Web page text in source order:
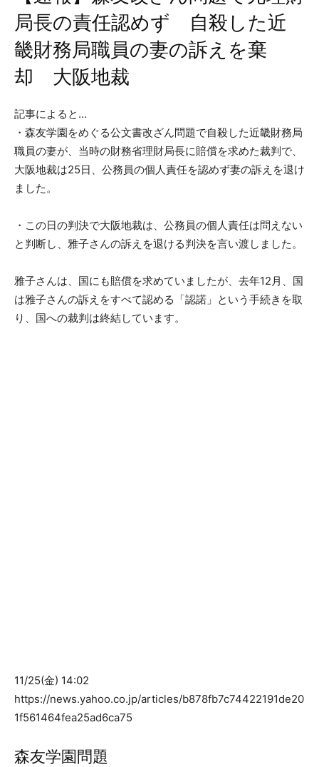
局長の責任認めず 自殺した近
畿財務局職員の妻の訴えを棄
却 大阪地裁
記事によると…
・森友学園をめぐる公文書改ざん問題で自殺した近畿財務局
職員の妻が、当時の財務省理財局長に賠償を求めた裁判で、
大阪地裁は25日、公務員の個人責任を認めず妻の訴えを退け
ました。
・この日の判決で大阪地裁は、公務員の個人責任は問えない
と判断し、雅子さんの訴えを退ける判決を言い渡しました。
雅子さんは、国にも賠償を求めていましたが、去年12月、国
は雅子さんの訴えをすべて認める「認諾」という手続きを取
り、国への裁判は終結しています。
11/25(金) 14:02
https://news.yahoo.co.jp/articles/b878fb7c74422191de20
1f561464fea25ad6ca75
森友学園問題